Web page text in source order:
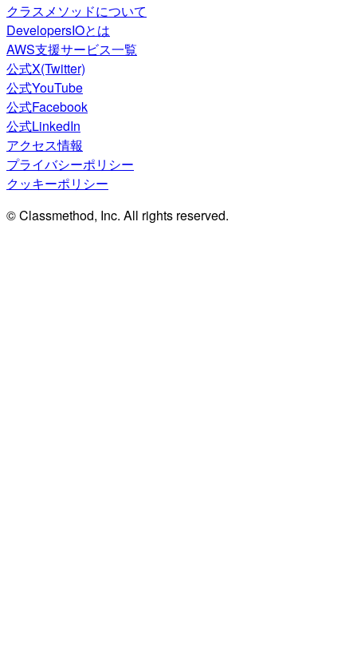
クラスメソッドについて
DevelopersIOとは
AWS支援サービス一覧
公式X(Twitter)
公式YouTube
公式Facebook
公式LinkedIn
アクセス情報
プライバシーポリシー
クッキーポリシー
© Classmethod, Inc. All rights reserved.